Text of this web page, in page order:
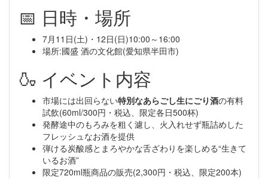
📅 日時・場所
7月11日(土)・12日(日)10:00～16:00
場所:國盛 酒の文化館(愛知県半田市)
🍶 イベント内容
市場には出回らない特別なあらごし生にごり酒の有料
試飲(60ml/300円・税込、限定各日500杯)
発酵途中のもろみを粗く濾し、火入れせず瓶詰めした
フレッシュなお酒を提供
弾ける炭酸感とまろやかな舌ざわりを楽しめる“生きて
いるお酒”
限定720ml瓶商品の販売(2,300円・税込、限定200本)